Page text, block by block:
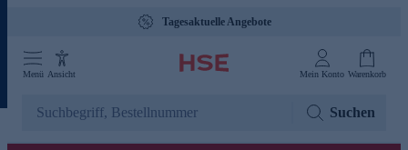
Tagesaktuelle Angebote
Menü Ansicht Mein Konto Warenkorb
Suchen